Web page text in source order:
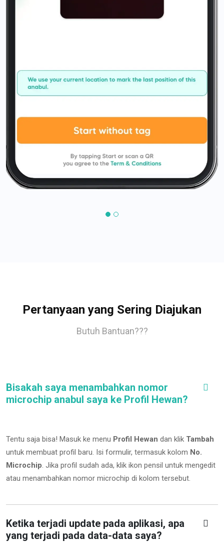
Pertanyaan yang Sering Diajukan
Butuh Bantuan???
Bisakah saya menambahkan nomor
microchip anabul saya ke Profil Hewan?
Tentu saja bisa! Masuk ke menu Profil Hewan dan klik Tambah
untuk membuat profil baru. Isi formulir, termasuk kolom No.
Microchip. Jika profil sudah ada, klik ikon pensil untuk mengedit
atau menambahkan nomor microchip di kolom tersebut.
Ketika terjadi update pada aplikasi, apa
yang terjadi pada data-data saya?